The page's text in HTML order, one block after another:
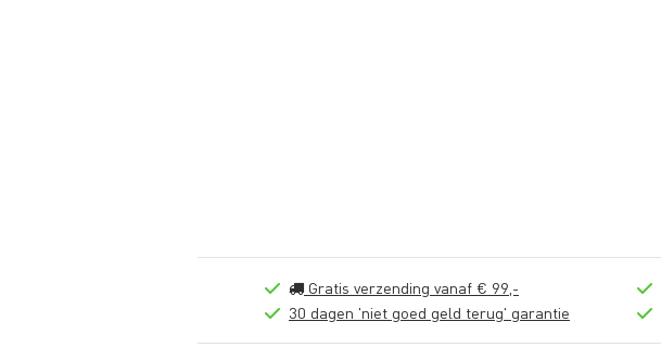
Gratis verzending vanaf € 99,-
30 dagen 'niet goed geld terug' garantie